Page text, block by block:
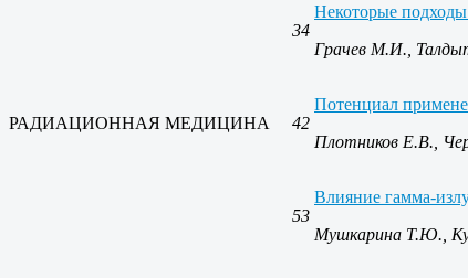
34
Некоторые
Грачев М.И.,
РАДИАЦИОННАЯ МЕДИЦИНА 42
Потенциал
Плотников Е.В.,
53
Влияние гамма-
Мушкарина Т.Ю.,